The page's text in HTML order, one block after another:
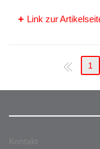
Link zur
1
Kontakt